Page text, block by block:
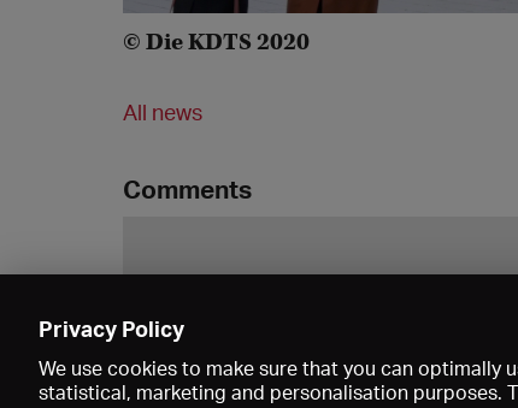
© Die KDTS 2020
All news
Comments
Privacy Policy
We use cookies to make sure that you can optimally
statistical, marketing and personalisation purposes.